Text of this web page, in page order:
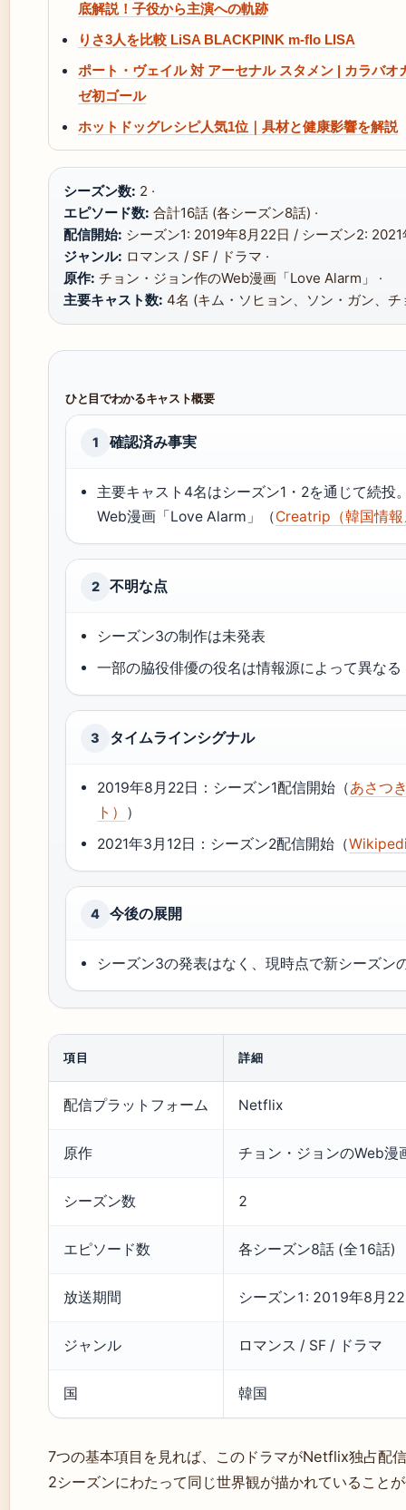
底解説！子役から主演への軌跡
りさ3人を比較 LiSA BLACKPINK m-flo LISA
ポート・ヴェイル 対 アーセナル スタメン | カラバオ
ゼ初ゴール
ホットドッグレシピ人気1位｜具材と健康影響を解説
シーズン数: 2 ·
エピソード数: 合計16話 (各シーズン8話) ·
配信開始: シーズン1: 2019年8月22日 / シーズン2: 2021
ジャンル: ロマンス / SF / ドラマ ·
原作: チョン・ジョン作のWeb漫画「Love Alarm」 ·
主要キャスト数: 4名 (キム・ソヒョン、ソン・ガン、
ひと目でわかるキャスト概要
1 確認済み事実
主要キャスト4名はシーズン1・2を通じて続投
Web漫画「Love Alarm」（Creatrip（韓国情
2 不明な点
シーズン3の制作は未発表
一部の脇役俳優の役名は情報源によって異なる
3 タイムラインシグナル
2019年8月22日：シーズン1配信開始（あさつ
ト） ）
2021年3月12日：シーズン2配信開始（
4 今後の展開
シーズン3の発表はなく、現時点で新シーズン
項目 詳細
配信プラットフォーム Netflix
原作 チョン・ジョンのWeb漫
シーズン数 2
エピソード数 各シーズン8話 (全16話)
放送期間 シーズン1: 2019年8月
ジャンル ロマンス / SF / ドラマ
国 韓国
7つの基本項目を見れば、このドラマがNetflix独占配
2シーズンにわたって同じ世界観が描かれていること